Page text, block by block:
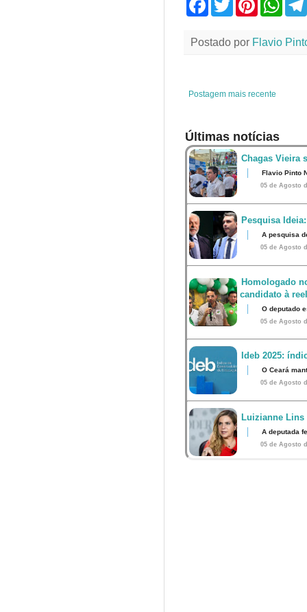
b
w
e
s
Postado por Flavio
Postagem mais recente
Últimas notícias
Chagas Vieira
Flavio Pinto
05 de Agosto
Pesquisa
A pesquisa
05 de Agosto
Homologado
candidato à
O deputado
05 de Agosto
Ideb 2025:
O Ceará
05 de Agosto
Luizianne Lins
A deputada
05 de Agosto